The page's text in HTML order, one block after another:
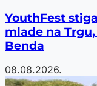
YouthFest
mlade na
Benda
08.08.2026.